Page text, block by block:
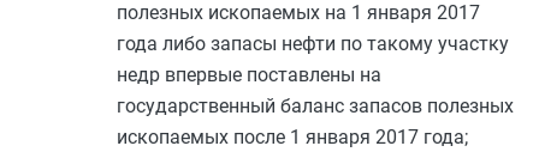
полезных ископаемых на 1 января 2017
года либо запасы нефти по такому участку
недр впервые поставлены на
государственный баланс запасов полезных
ископаемых после 1 января 2017 года;